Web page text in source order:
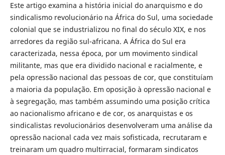
Este artigo examina a história inicial do anarquismo e do
sindicalismo revolucionário na África do Sul, uma sociedade
colonial que se industrializou no final do século XIX, e nos
arredores da região sul-africana. A África do Sul era
caracterizada, nessa época, por um movimento sindical
militante, mas que era dividido nacional e racialmente, e
pela opressão nacional das pessoas de cor, que constituíam
a maioria da população. Em oposição à opressão nacional e
à segregação, mas também assumindo uma posição crítica
ao nacionalismo africano e de cor, os anarquistas e os
sindicalistas revolucionários desenvolveram uma análise da
opressão nacional cada vez mais sofisticada, recrutaram e
treinaram um quadro multirracial, formaram sindicatos